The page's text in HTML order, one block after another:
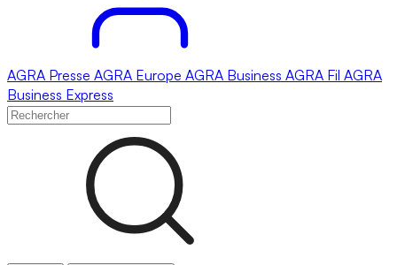
AGRA Presse AGRA Europe AGRA Business AGRA Fil AGRA
Business Express